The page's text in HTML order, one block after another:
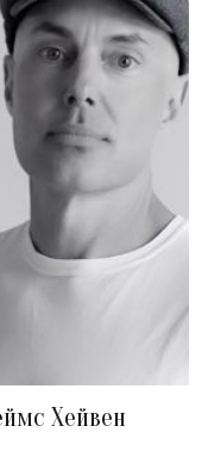
Хейвен